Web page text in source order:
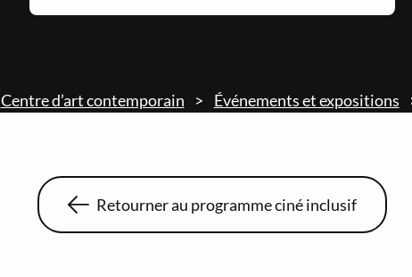
Centre d’art contemporain Événements et expositions
Retourner au programme ciné inclusif